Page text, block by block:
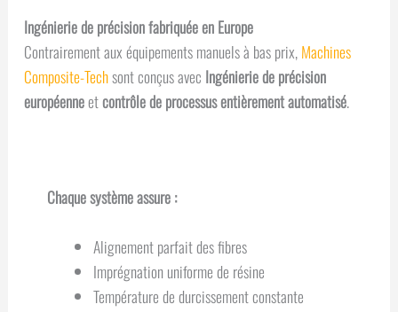
Ingénierie de précision fabriquée en Europe
Contrairement aux équipements manuels à bas prix,Machines
Composite-Techsont conçus avec Ingénierie de précision
européenneetcontrôle de processus entièrement automatisé.
Chaque système assure :
Alignement parfait des fibres
Imprégnation uniforme de résine
Température de durcissement constante